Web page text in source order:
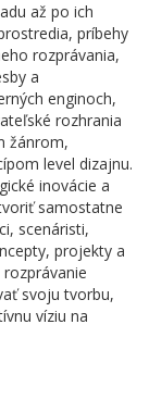
až po ich
príbehy
rozprávania,
a
enginoch,
rozhrania
žánrom,
level dizajnu.
inovácie a
samostatne
scenáristi,
projekty a
svoju tvorbu,
víziu na